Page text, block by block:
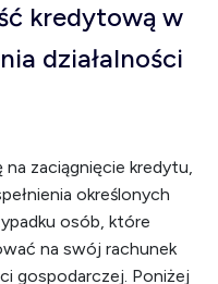
kredytową w
działalności
zaciągnięcie kredytu,
określonych
osób, które
na swój rachunek
gospodarczej. Poniżej